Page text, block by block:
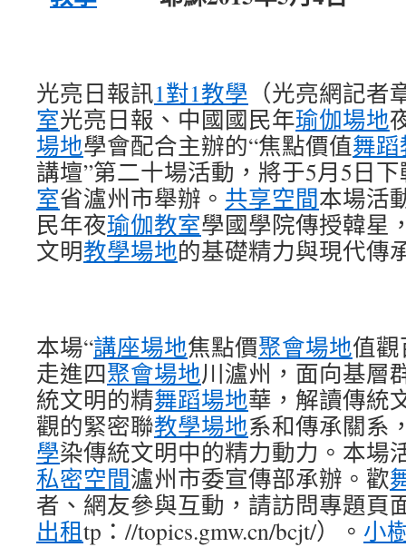
光亮日報訊1對1教學 （光亮網記者
室光亮日報、中國國民年瑜伽場地
場地學會配合主辦的“焦點價值舞
講壇”第二十場活動，將于5月5日
室省瀘州市舉辦。 共享空間本場活
民年夜瑜伽教室學國學院傳授韓星
文明教學場地的基礎精力與現代傳
本場“講座場地焦點價聚會場地值
走進四聚會場地川瀘州，面向基層
統文明的精舞蹈場地華，解讀傳統
觀的緊密聯教學場地系和傳承關系
學染傳統文明中的精力動力。本場
私密空間瀘州市委宣傳部承辦。歡
者、網友參與互動，請訪問專題頁
出租tp：//topics.gmw.cn/bcjt/）。 小